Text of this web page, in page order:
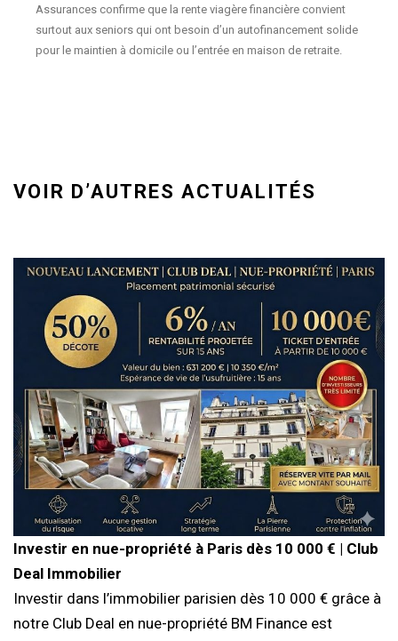
Assurances confirme que la rente viagère financière convient
surtout aux seniors qui ont besoin d’un autofinancement solide
pour le maintien à domicile ou l’entrée en maison de retraite.
VOIR D’AUTRES ACTUALITÉS
Investir en nue-propriété à Paris dès 10 000 € | Club
Deal Immobilier
Investir dans l’immobilier parisien dès 10 000 € grâce à
notre Club Deal en nue-propriété BM Finance est